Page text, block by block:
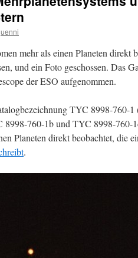
mehr als einen Planeten direkt
und ein Foto geschossen. Das
der ESO aufgenommen.
TYC 8998-760-
8998-760-1b und TYC 8998-760-
Planeten direkt beobachtet, die
.